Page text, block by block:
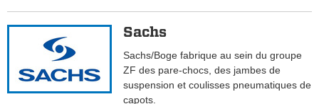
Sachs
Sachs/Boge fabrique au sein du groupe
ZF des pare-chocs, des jambes de
suspension et coulisses pneumatiques de
capots.